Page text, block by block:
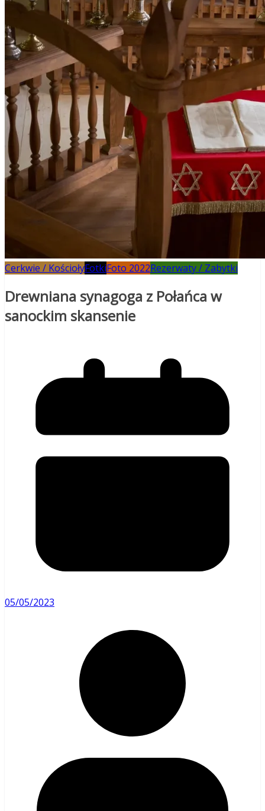
Cerkwie / KościołyFotkiFoto 2022Rezerwaty / Zabytki
Drewniana synagoga z Połańca w
sanockim skansenie
05/05/2023